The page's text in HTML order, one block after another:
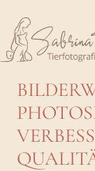
Inhalt
springen